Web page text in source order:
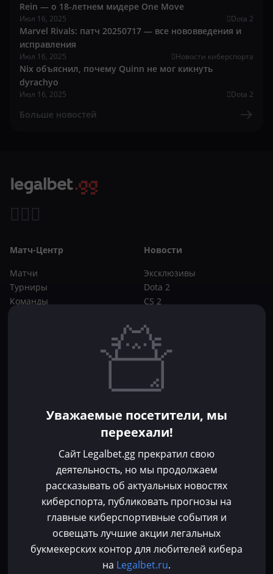
Rein — о 18-летнем мидере One Move
Июл 16, 2025 Dota 2
Marvel Rivals: патч 20250717 — все нововведения и
исправления
Июл 16, 2025 Новости киберспорта
Nix объяснил, почему Quinn не мог кикнуть
dyrachyo
Июл 16, 2025 Dota 2
Больше новостей
Матч-Центр
Матчи
Турниры
Команды
Новости
Эксклюзивы
Dota 2
CS 2
Букмекеры
CS 2
Фрибеты
Без депозита
Контакты
Пользовательское соглашение
Политика конфиденциальности
Политика в отношении файлов cookie
Согласие на обработку персональных данных
Зарегистрировано Федеральной службой по надзору в сфере связи,
Уважаемые посетители, мы
переехали!
Сайт Legalbet.gg прекратил свою
деятельность, но мы продолжаем
рассказывать об актуальных новостях
киберспорта, публиковать прогнозы на
главные киберспортивные события и
освещать лучшие акции легальных
букмекерских контор для любителей кибера
на Legalbet.ru.